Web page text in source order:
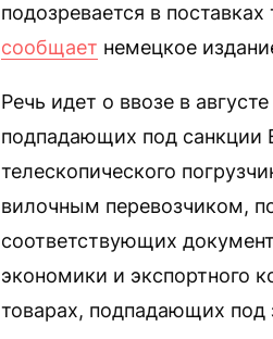
подозревается в
сообщает немецкое
Речь идет о ввозе в
подпадающих под
телескопического
вилочным перевозчиком,
соответствующих
экономики и экспортного
товарах, подпадающих под